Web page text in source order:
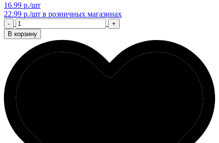
16.99 р./шт
22.99 р./шт в розничных магазинах
-
+
В корзину